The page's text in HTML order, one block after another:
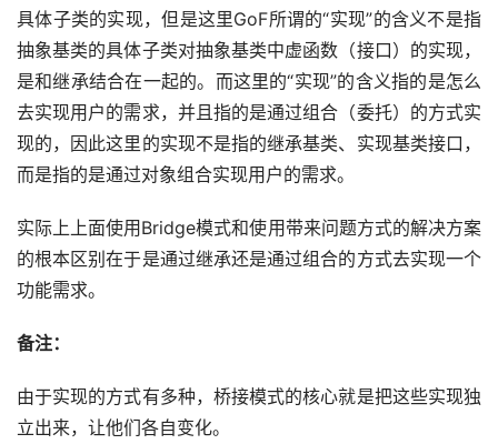
具体子类的实现，但是这里GoF所谓的“实现”的含义不是指
抽象基类的具体子类对抽象基类中虚函数（接口）的实现，
是和继承结合在一起的。而这里的“实现”的含义指的是怎么
去实现用户的需求，并且指的是通过组合（委托）的方式实
现的，因此这里的实现不是指的继承基类、实现基类接口，
而是指的是通过对象组合实现用户的需求。
实际上上面使用Bridge模式和使用带来问题方式的解决方案
的根本区别在于是通过继承还是通过组合的方式去实现一个
功能需求。
备注：
由于实现的方式有多种，桥接模式的核心就是把这些实现独
立出来，让他们各自变化。